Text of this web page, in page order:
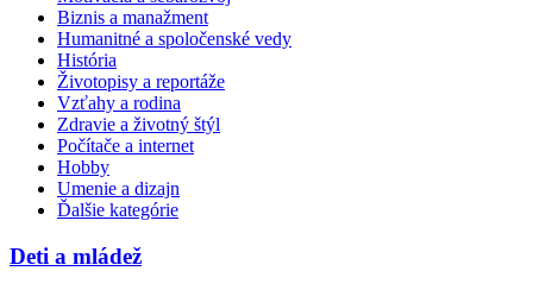
Biznis a manažment
Humanitné a spoločenské vedy
História
Životopisy a reportáže
Vzťahy a rodina
Zdravie a životný štýl
Počítače a internet
Hobby
Umenie a dizajn
Ďalšie kategórie
Deti a mládež